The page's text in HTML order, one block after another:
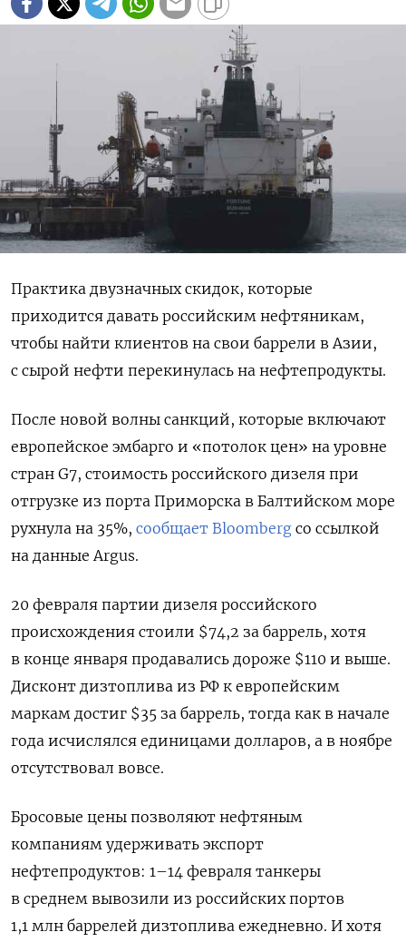
Практика двузначных скидок, которые
приходится давать российским нефтяникам,
чтобы найти клиентов на свои баррели в Азии,
с сырой нефти перекинулась на нефтепродукты.
После новой волны санкций, которые включают
европейское эмбарго и «потолок цен» на уровне
стран G7, стоимость российского дизеля при
отгрузке из порта Приморска в Балтийском море
рухнула на 35%, сообщает Bloomberg со ссылкой
на данные Argus.
20 февраля партии дизеля российского
происхождения стоили $74,2 за баррель, хотя
в конце января продавались дороже $110 и выше.
Дисконт дизтоплива из РФ к европейским
маркам достиг $35 за баррель, тогда как в начале
года исчислялся единицами долларов, а в ноябре
отсутствовал вовсе.
Бросовые цены позволяют нефтяным
компаниям удерживать экспорт
нефтепродуктов: 1–14 февраля танкеры
в среднем вывозили из российских портов
1,1 млн баррелей дизтоплива ежедневно. И хотя